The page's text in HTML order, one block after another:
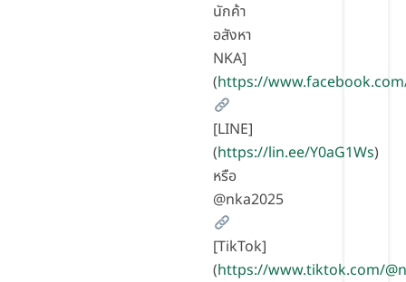
นักค้า
อสังหา
NKA]
(https://
[LINE]
(https://lin.ee/Y0aG1Ws)
หรือ
@nka2025
[TikTok]
(https://www.tiktok.com/